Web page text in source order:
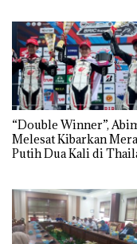
“Double Winner”,
Melesat Kibarkan
Putih Dua Kali di